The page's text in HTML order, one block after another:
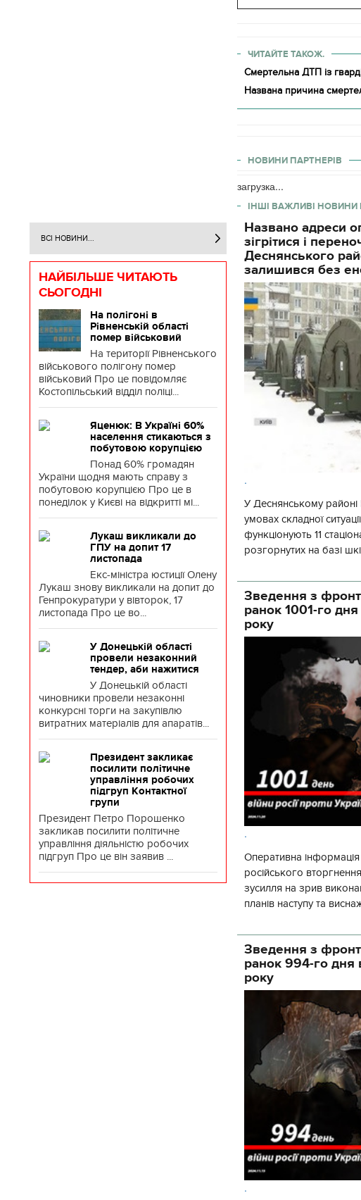
ВСІ НОВИНИ...
НАЙБІЛЬШЕ ЧИТАЮТЬ
СЬОГОДНІ
На полігоні в
Рівненській області
помер військовий
На території Рівненського
військового полігону помер
військовий Про це повідомляє
Костопільський відділ поліці...
Яценюк: В Україні 60%
населення стикаються з
побутовою корупцією
Понад 60% громадян
України щодня мають справу з
побутовою корупцією Про це в
понеділок у Києві на відкритті мі...
Лукаш викликали до
ГПУ на допит 17
листопада
Екс-міністра юстиції Олену
Лукаш знову викликали на допит до
Генпрокуратури у вівторок, 17
листопада Про це во...
У Донецькій області
провели незаконний
тендер, аби нажитися
У Донецькій області
чиновники провели незаконні
конкурсні торги на закупівлю
витратних матеріалів для апаратів...
Президент закликає
посилити політичне
управління робочих
підгруп Контактної
групи
Президент Петро Порошенко
закликав посилити політичне
управління діяльністю робочих
підгруп Про це він заявив ...
ЧИТАЙТЕ ТАКОЖ.
Смертельна ДТП із
Названа причина
НОВИНИ ПАРТНЕРІВ
загрузка...
ІНШІ ВАЖЛИВІ НОВИНИ
Названо адреси
зігрітися і
Деснянського
залишився без
.
У Деснянському районі
умовах складної
функціонують 11
розгорнутих на базі
Зведення з
ранок 1001-го
року
.
Оперативна
російського
зусилля на зрив
планів наступу та
Зведення з
ранок 994-го дня
року
.